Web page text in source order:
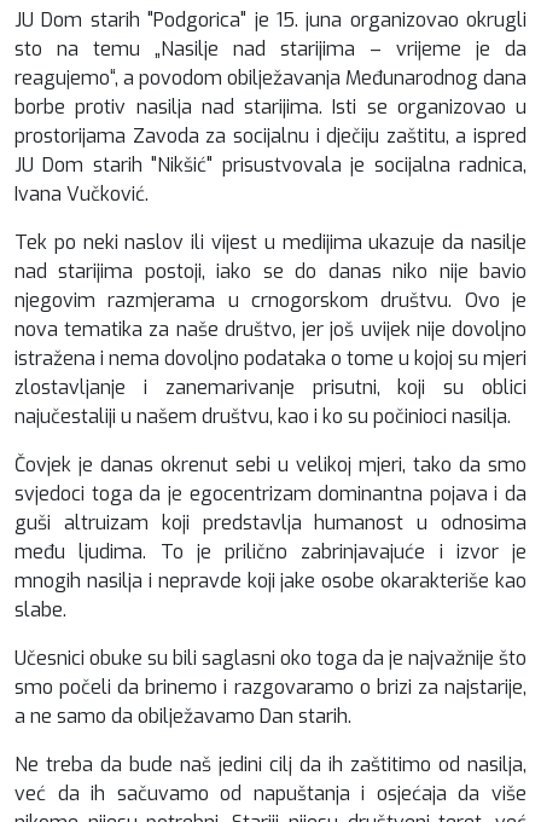
JU Dom starih "Podgorica" je 15. juna organizovao okrugli
sto na temu „Nasilje nad starijima – vrijeme je da
reagujemo“, a povodom obilježavanja Međunarodnog dana
borbe protiv nasilja nad starijima. Isti se organizovao u
prostorijama Zavoda za socijalnu i dječiju zaštitu, a ispred
JU Dom starih "Nikšić" prisustvovala je socijalna radnica,
Ivana Vučković.
Tek po neki naslov ili vijest u medijima ukazuje da nasilje
nad starijima postoji, iako se do danas niko nije bavio
njegovim razmjerama u crnogorskom društvu. Ovo je
nova tematika za naše društvo, jer još uvijek nije dovoljno
istražena i nema dovoljno podataka o tome u kojoj su mjeri
zlostavljanje i zanemarivanje prisutni, koji su oblici
najučestaliji u našem društvu, kao i ko su počinioci nasilja.
Čovjek je danas okrenut sebi u velikoj mjeri, tako da smo
svjedoci toga da je egocentrizam dominantna pojava i da
guši altruizam koji predstavlja humanost u odnosima
među ljudima. To je prilično zabrinjavajuće i izvor je
mnogih nasilja i nepravde koji jake osobe okarakteriše kao
slabe.
Učesnici obuke su bili saglasni oko toga da je najvažnije što
smo počeli da brinemo i razgovaramo o brizi za najstarije,
a ne samo da obilježavamo Dan starih.
Ne treba da bude naš jedini cilj da ih zaštitimo od nasilja,
već da ih sačuvamo od napuštanja i osjećaja da više